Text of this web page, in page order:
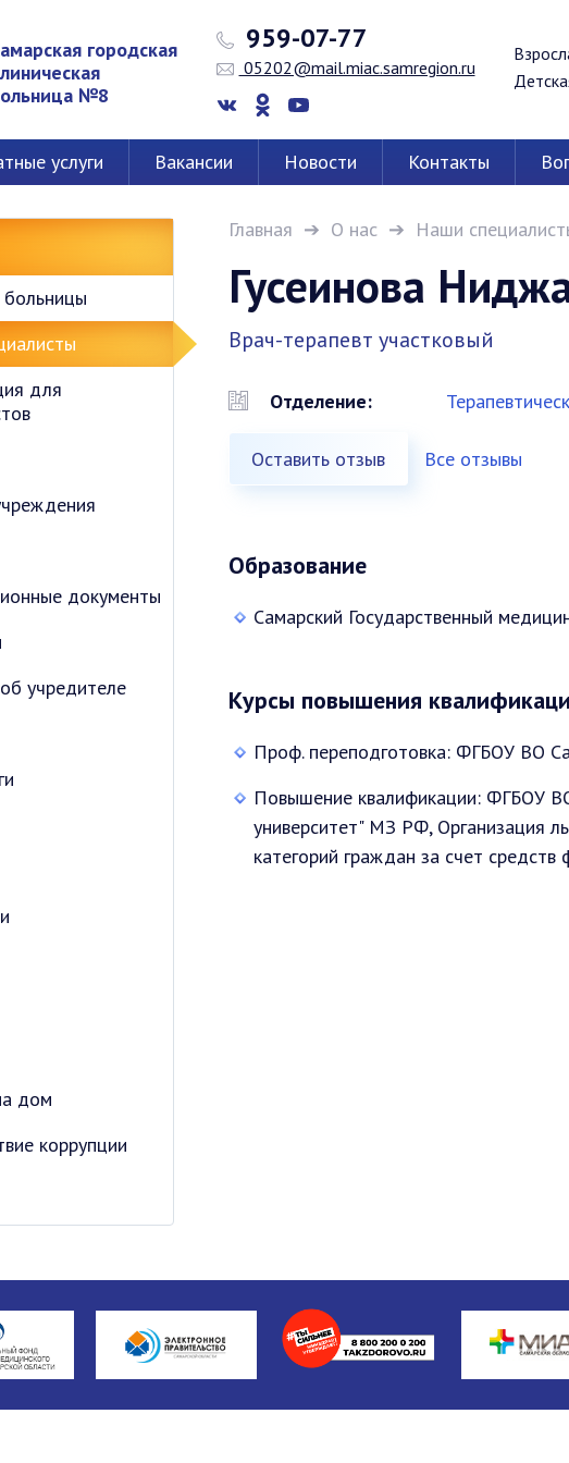
городская
№8
959-07-77
05202@mail.miac.samregion.ru
услуги Вакансии Новости Контакты
больницы
для
документы
учредителе
дом
коррупции
Главная О нас Наши
Гусеинова
Врач-терапевт участковый
Отделение:
Оставить отзыв Все отзывы
Образование
Самарский Государственный
Курсы повышения
Проф. переподготовка: ФГБОУ ВО
Повышение квалификации: ФГБОУ
университет" МЗ РФ, Организация
категорий граждан за счет